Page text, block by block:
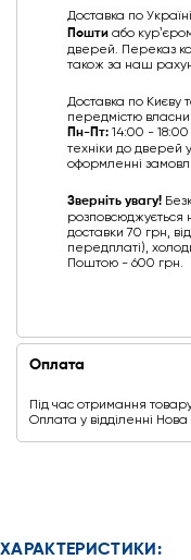
Доставка по
Пошти або
дверей. Переказ
також за наш
Доставка по Києву
передмістю
Пн-Пт: 14:00 - 18:00
техніки до дверей
оформленні
Зверніть увагу!
розповсюджується
доставки 70 грн,
передплаті),
Поштою - 600 грн.
Оплата
Під час отримання
Оплата у відділенні
ХАРАКТЕРИСТИКИ: